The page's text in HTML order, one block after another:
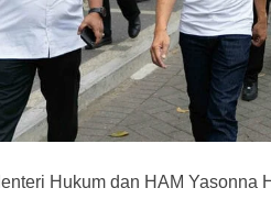
Hukum dan HAM Yasonna